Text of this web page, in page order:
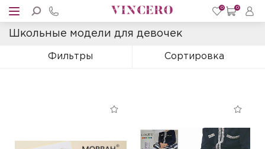
0 0
Школьные модели для девочек
Фильтры Сортировка